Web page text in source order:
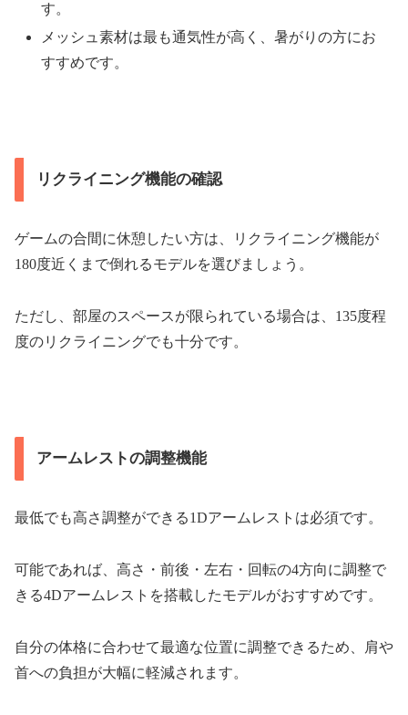
す。
メッシュ素材は最も通気性が高く、暑がりの方にお
すすめです。
リクライニング機能の確認
ゲームの合間に休憩したい方は、リクライニング機能が
180度近くまで倒れるモデルを選びましょう。
ただし、部屋のスペースが限られている場合は、135度程
度のリクライニングでも十分です。
アームレストの調整機能
最低でも高さ調整ができる1Dアームレストは必須です。
可能であれば、高さ・前後・左右・回転の4方向に調整で
きる4Dアームレストを搭載したモデルがおすすめです。
自分の体格に合わせて最適な位置に調整できるため、肩や
首への負担が大幅に軽減されます。